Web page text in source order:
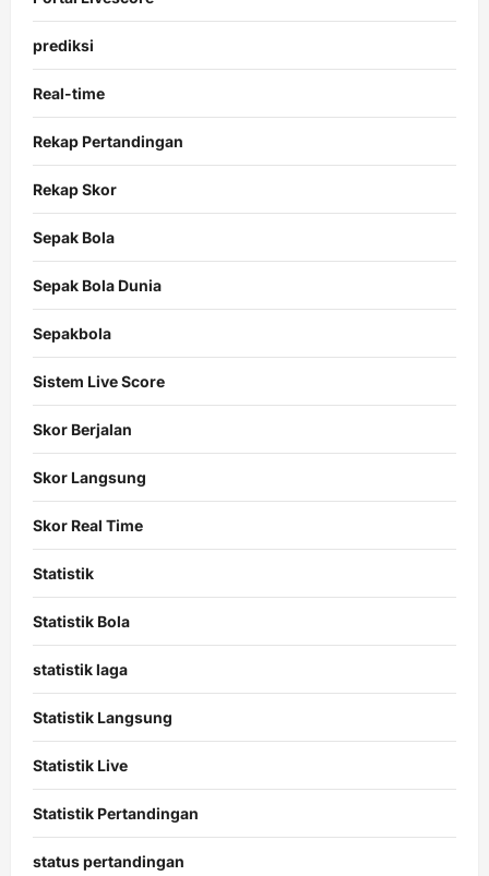
prediksi
Real-time
Rekap Pertandingan
Rekap Skor
Sepak Bola
Sepak Bola Dunia
Sepakbola
Sistem Live Score
Skor Berjalan
Skor Langsung
Skor Real Time
Statistik
Statistik Bola
statistik laga
Statistik Langsung
Statistik Live
Statistik Pertandingan
status pertandingan